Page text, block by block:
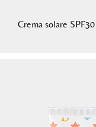
Crema solare